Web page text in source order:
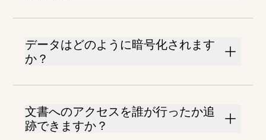
データはどのように暗号化されます
か？
文書へのアクセスを誰が行ったか追
跡できますか？